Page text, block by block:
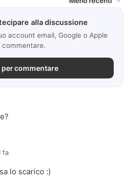
alla discussione
account email, Google o Apple
commentare.
commentare
fa
lo scarico :)